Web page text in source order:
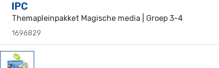
IPC
Themapleinpakket Magische media | Groep 3-4
1696829